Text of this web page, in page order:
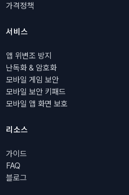
가격정책
서비스
앱 위변조 방지
난독화 & 암호화
모바일 게임 보안
모바일 보안 키패드
모바일 앱 화면 보호
리소스
가이드
FAQ
블로그